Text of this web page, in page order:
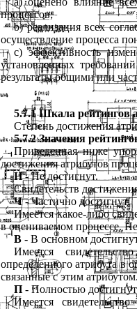
процессов;
b) реализация всех
осуществление процесса
c) эффективность
установленных требований
результаты общими или
5.7.1Шкала рейтингов
Степень достижения
5.7.2Значения
Приведенная ниже
достижения атрибутов
Н - Не достигнут.
Свидетельств
Ч - Частично достигнут.
Имеется какое-либо
в оцениваемом процессе.
В - В основном
Имеется
свидетельство
определенного атрибута в
связанные с этим атрибутом
П - Полностью достигнут
Имеется
свидетельство